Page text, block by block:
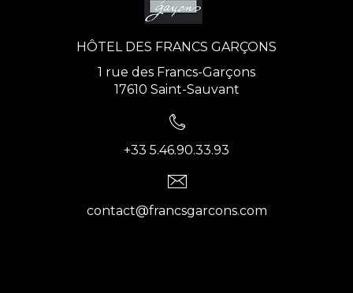
HÔTEL DES FRANCS GARÇONS
1 rue des Francs-Garçons
17610 Saint-Sauvant
+33 5.46.90.33.93
contact@francsgarcons.com